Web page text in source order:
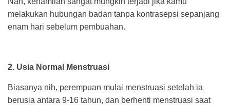
melakukan hubungan badan tanpa kontrasepsi sepanjang
enam hari sebelum pembuahan.
2. Usia Normal Menstruasi
Biasanya nih, perempuan mulai menstruasi setelah ia
berusia antara 9-16 tahun, dan berhenti menstruasi saat